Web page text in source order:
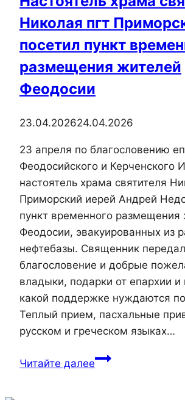
Феодосийской
епархии
Николая пгт
посетил пункт
размещения жителей
Феодосии
23.04.202624.04.2026
23 апреля по благословению
Феодосийского и Керченского
настоятель храма святителя
Приморский иерей Андрей
пункт временного размещения
Феодосии, эвакуированных из
нефтебазы. Священник передал
благословение и добрые
владыки, подарки от епархии и
какой поддержке нуждаются
Теплый прием, пасхальные
русском и греческом языках…
Читайте далееНастоятель